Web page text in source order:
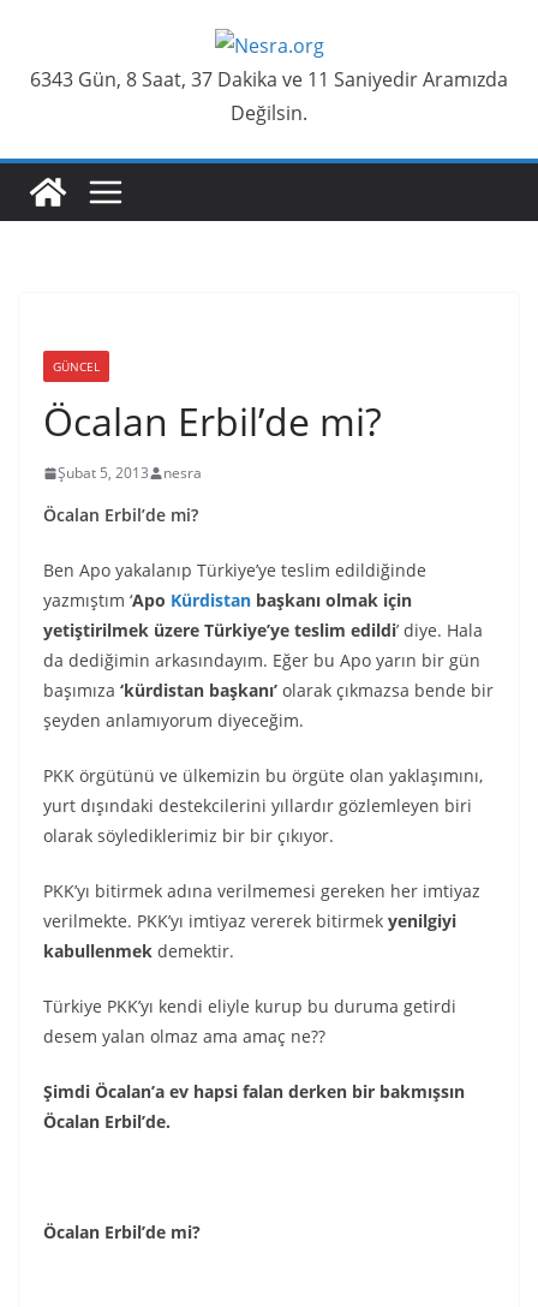
content
6343 Gün, 8 Saat, 37 Dakika ve 12 Saniyedir Aramızda
Değilsin.
GÜNCEL
Öcalan Erbil’de mi?
Şubat 5, 2013 nesra
Öcalan Erbil’de mi?
Ben Apo yakalanıp Türkiye’ye teslim edildiğinde
yazmıştım ‘Apo Kürdistan başkanı olmak için
yetiştirilmek üzere Türkiye’ye teslim edildi’ diye. Hala
da dediğimin arkasındayım. Eğer bu Apo yarın bir gün
başımıza ‘kürdistan başkanı’ olarak çıkmazsa bende bir
şeyden anlamıyorum diyeceğim.
PKK örgütünü ve ülkemizin bu örgüte olan yaklaşımını,
yurt dışındaki destekcilerini yıllardır gözlemleyen biri
olarak söylediklerimiz bir bir çıkıyor.
PKK’yı bitirmek adına verilmemesi gereken her imtiyaz
verilmekte. PKK’yı imtiyaz vererek bitirmek yenilgiyi
kabullenmek demektir.
Türkiye PKK’yı kendi eliyle kurup bu duruma getirdi
desem yalan olmaz ama amaç ne??
Şimdi Öcalan’a ev hapsi falan derken bir bakmışsın
Öcalan Erbil’de.
Öcalan Erbil’de mi?